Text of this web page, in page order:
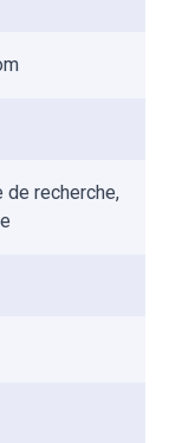
de recherche,